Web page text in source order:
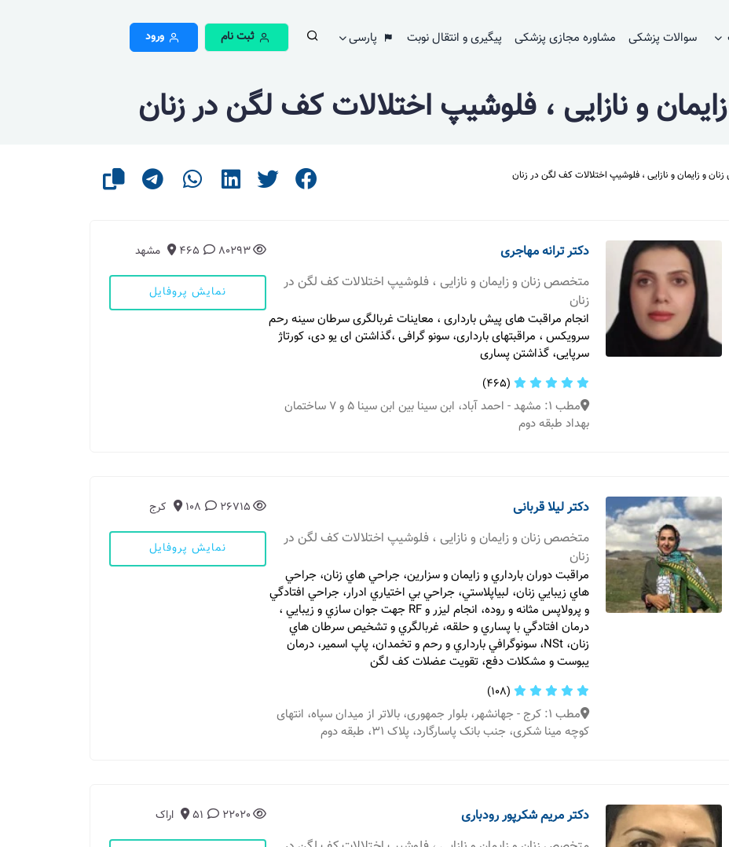
سوالات پزشکی مشاوره مجازی پزشکی پیگیری و انتقال نوبت پارسی ثبت نام ورود
و نازایی ، فلوشیپ اختلالات کف لگن در زنان
و زایمان و نازایی ، فلوشیپ اختلالات کف لگن در زنان
دکتر ترانه مهاجری
متخصص زنان و زایمان و نازایی ، فلوشیپ اختلالات کف لگن در
زنان
انجام مراقبت های پیش بارداری ، معاینات غربالگری سرطان سینه رحم
‌سرویکس ، مراقبتهای بارداری، سونو گرافی ،گذاشتن ای یو دی، کورتاژ
سرپایی، گذاشتن پساری
(465)
مطب 1: مشهد - احمد آباد، ابن سینا بین ابن سینا 5 و 7 ساختمان
بهداد طبقه دوم
80293
465 مشهد
نمایش پروفایل
دکتر لیلا قربانی
متخصص زنان و زایمان و نازایی ، فلوشیپ اختلالات کف لگن در
زنان
مراقبت دوران بارداري و زايمان و سزارين، جراحي هاي زنان، جراحي
هاي زيبايي زنان، لبياپلاستي، جراحي بي اختياري ادرار، جراحي افتادگي
و پرولاپس مثانه و روده، انجام ليزر و RF جهت جوان سازي و زيبايي ،
درمان افتادگي با پساري و حلقه، غربالگري و تشخيص سرطان هاي
زنان، NSt، سونوگرافي بارداري و رحم و تخمدان، پاپ اسمير، درمان
يبوست و مشكلات دفع، تقويت عضلات كف لگن
(108)
مطب 1: کرج - جهانشهر، بلوار جمهوری، بالاتر از میدان سپاه، انتهای
کوچه مینا شکری، جنب بانک پاسارگارد، پلاک 31، طبقه دوم
26715
108 کرج
نمایش پروفایل
دکتر مریم شکرپور رودباری
22020
51 اراک